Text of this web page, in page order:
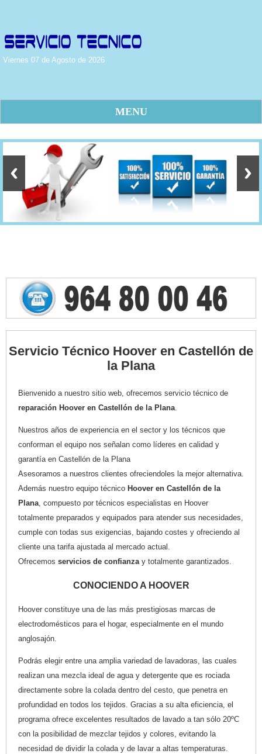
Viernes 07 de Agosto de 2026
MENU
Servicio Técnico Hoover en Castellón de
la Plana
Bienvenido a nuestro sitio web, ofrecemos servicio técnico de
reparación Hoover en Castellón de la Plana.
Nuestros años de experiencia en el sector y los técnicos que
conforman el equipo nos señalan como líderes en calidad y
garantía en Castellón de la Plana
Asesoramos a nuestros clientes ofreciendoles la mejor alternativa.
Además nuestro equipo técnico Hoover en Castellón de la
Plana, compuesto por técnicos especialistas en Hoover
totalmente preparados y equipados para atender sus necesidades,
cumple con todas sus exigencias, bajando costes y ofreciendo al
cliente una tarifa ajustada al mercado actual.
Ofrecemos servicios de confianzay totalmente garantizados.
CONOCIENDO A HOOVER
Hoover constituye una de las más prestigiosas marcas de
electrodomésticos para el hogar, especialmente en el mundo
anglosajón.
Podrás elegir entre una amplia variedad de lavadoras, las cuales
realizan una mezcla ideal de agua y detergente que es rociada
directamente sobre la colada dentro del cesto, que penetra en
profundidad en todos los tejidos. Gracias a su alta eficiencia, el
programa ofrece excelentes resultados de lavado a tan sólo 20ºC
con la posibilidad de mezclar tejidos y colores, evitando la
necesidad de dividir la colada y de lavar a altas temperaturas.